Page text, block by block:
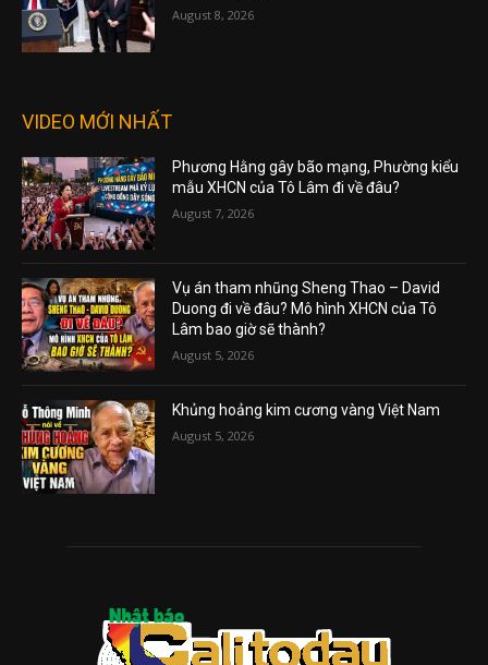
August 8, 2026
VIDEO MỚI NHẤT
Phương Hằng gây bão mạng, Phường kiểu
mẫu XHCN của Tô Lâm đi về đâu?
August 7, 2026
Vụ án tham nhũng Sheng Thao – David
Duong đi về đâu? Mô hình XHCN của Tô
Lâm bao giờ sẽ thành?
August 5, 2026
Khủng hoảng kim cương vàng Việt Nam
August 5, 2026